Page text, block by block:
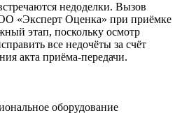
недоделки. Вызов
«Эксперт Оценка» при приёмке
этап, поскольку осмотр
все недочёты за счёт
акта приёма-передачи.
оборудование